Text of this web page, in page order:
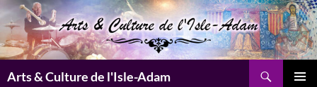
Aller
au
contenu
Arts & Culture de l'Isle-Adam